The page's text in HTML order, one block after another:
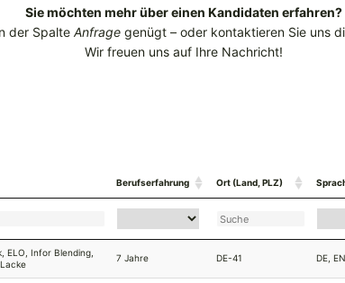
Sie möchten mehr über einen Kandidaten erfahren?
der Spalte Anfragegenügt – oder kontaktieren Sie uns
Wir freuen uns auf Ihre Nachricht!
Berufs­erfahrung Ort ­(Land, PLZ)
ELO, Infor Blending,
7 Jahre DE-41 DE, EN